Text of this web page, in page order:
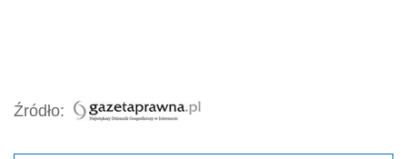
Źródło: